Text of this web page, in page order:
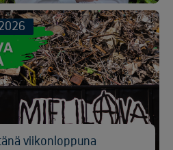
viikonloppuna